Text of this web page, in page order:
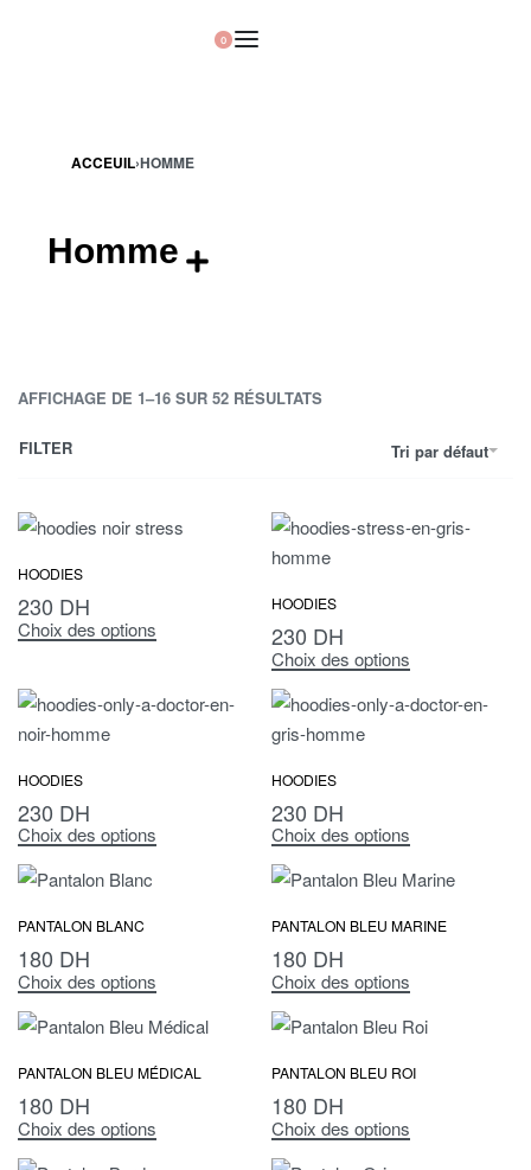
0
ACCEUIL›HOMME
Homme
AFFICHAGE DE 1–16 SUR 52 RÉSULTATS
Tri par défaut
FILTER
HOODIES
230 DH
Choix des options
HOODIES
230 DH
Choix des options
HOODIES
230 DH
Choix des options
HOODIES
230 DH
Choix des options
PANTALON BLANC
180 DH
Choix des options
PANTALON BLEU MARINE
180 DH
Choix des options
PANTALON BLEU MÉDICAL
180 DH
Choix des options
PANTALON BLEU ROI
180 DH
Choix des options